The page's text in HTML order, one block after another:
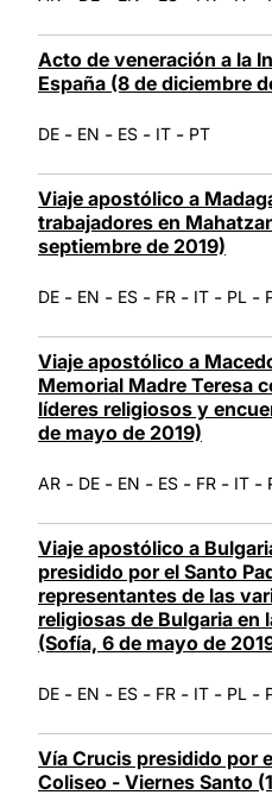
Acto de veneración a la
España (8 de diciembre
DE - EN - ES - IT - PT
Viaje apostólico a
trabajadores en
septiembre de 2019)
DE - EN - ES - FR - IT - PL -
Viaje apostólico a
Memorial Madre Teresa
líderes religiosos y
de mayo de 2019)
AR - DE - EN - ES - FR - IT -
Viaje apostólico a
presidido por el Santo
representantes de las
religiosas de Bulgaria en
(Sofía, 6 de mayo de
DE - EN - ES - FR - IT - PL -
Vía Crucis presidido por
Coliseo - Viernes Santo